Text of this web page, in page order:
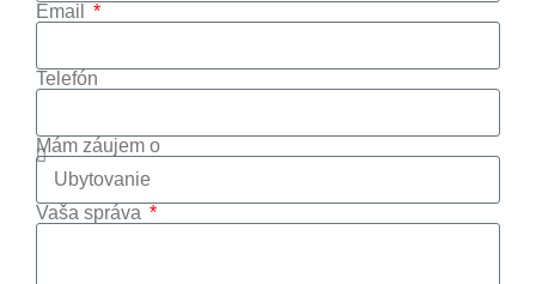
Email
Telefón
Mám záujem o
Vaša správa